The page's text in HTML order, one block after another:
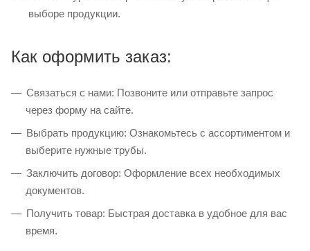
выборе продукции.
Как оформить заказ:
Связаться с нами: Позвоните или отправьте запрос
через форму на сайте.
Выбрать продукцию: Ознакомьтесь с ассортиментом и
выберите нужные трубы.
Заключить договор: Оформление всех необходимых
документов.
Получить товар: Быстрая доставка в удобное для вас
время.